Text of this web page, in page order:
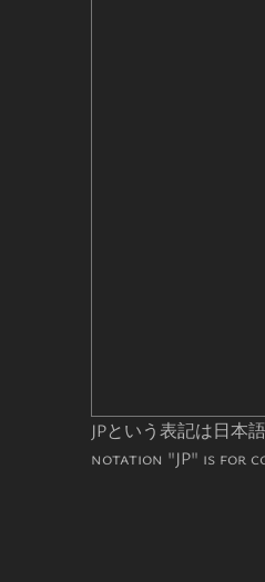
JPという表記は日
notation "JP" is for